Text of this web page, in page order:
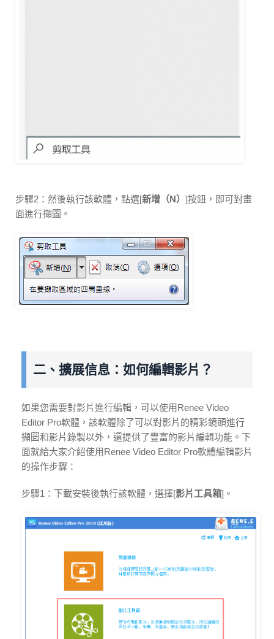
步驟2：然後執行該軟體，點選[新增（N） ]按鈕，即可對畫
面進行擷圖。
二、擴展信息：如何編輯影片？
如果您需要對影片進行編輯，可以使用Renee Video
Editor Pro軟體，該軟體除了可以對影片的精彩鏡頭進行
擷圖和影片錄製以外，還提供了豐富的影片編輯功能。下
面就給大家介紹使用Renee Video Editor Pro軟體編輯影片
的操作步驟：
步驟1：下載安裝後執行該軟體，選擇[影片工具箱]。